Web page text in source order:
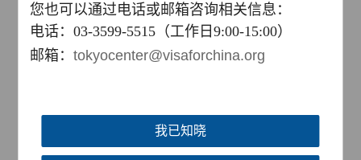
锦绣华南
您也可以通过电话或邮箱咨询相关信息：
电话：03-3599-5515（工作日9:00-15:00）
邮箱：tokyocenter@visaforchina.org
我已知晓